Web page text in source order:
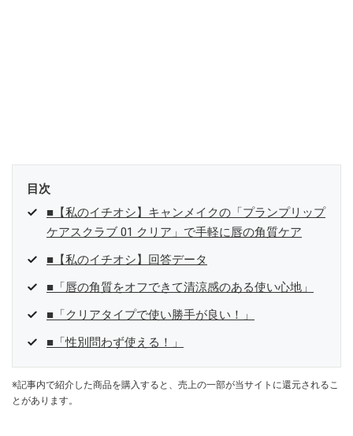
目次
■【私のイチオシ】キャンメイクの「プランプリップ
ケアスクラブ 01 クリア」で手軽に唇の角質ケア
■【私のイチオシ】回答データ
■「唇の角質をオフできて清涼感のある使い心地」
■「クリアタイプで使い勝手が良い！」
■「性別問わず使える！」
※記事内で紹介した商品を購入すると、売上の一部が当サイトに還元されるこ
とがあります。